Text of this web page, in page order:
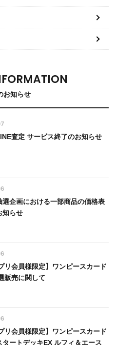
お知らせ
査定 サービス終了のお知らせ
選企画における一部商品の価格表
知らせ
リ会員様限定】ワンピースカード
販売に関して
リ会員様限定】ワンピースカード
タートデッキEX ルフィ＆エース